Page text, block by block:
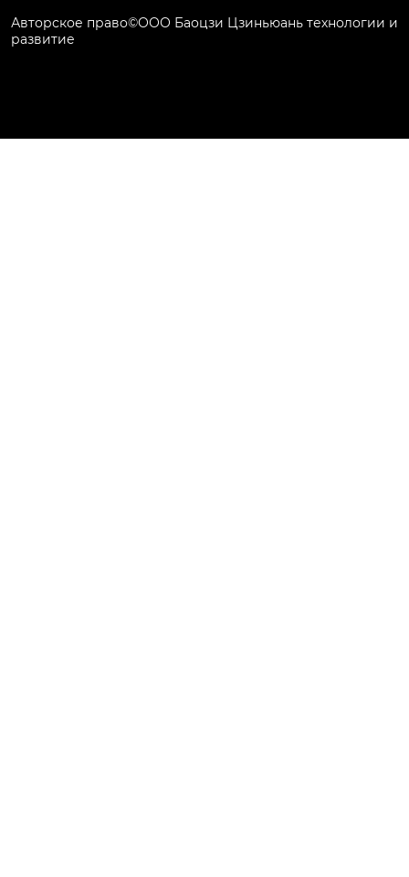
Авторское право©ООО Баоцзи Цзиньюань технологии и
развитие